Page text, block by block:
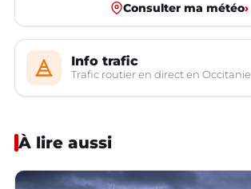
Consulter ma météo›
Info trafic
Trafic routier en direct en Occitanie
À lire aussi